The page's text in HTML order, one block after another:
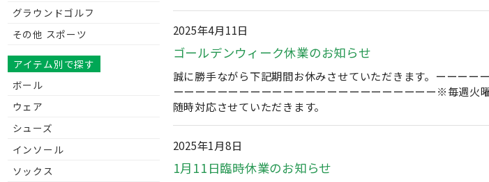
2025年4月11日
ゴールデンウィーク休業のお知らせ
誠に勝手ながら下記期間お休みさせていただきます。ーーー
ーーーーーーーーーーーーーーーーーーーーーーーー※毎週火
随時対応させていただきます。
2025年1月8日
1月11日臨時休業のお知らせ
グラウンドゴルフ
その他 スポーツ
アイテム別で探す
ボール
ウェア
シューズ
インソール
ソックス